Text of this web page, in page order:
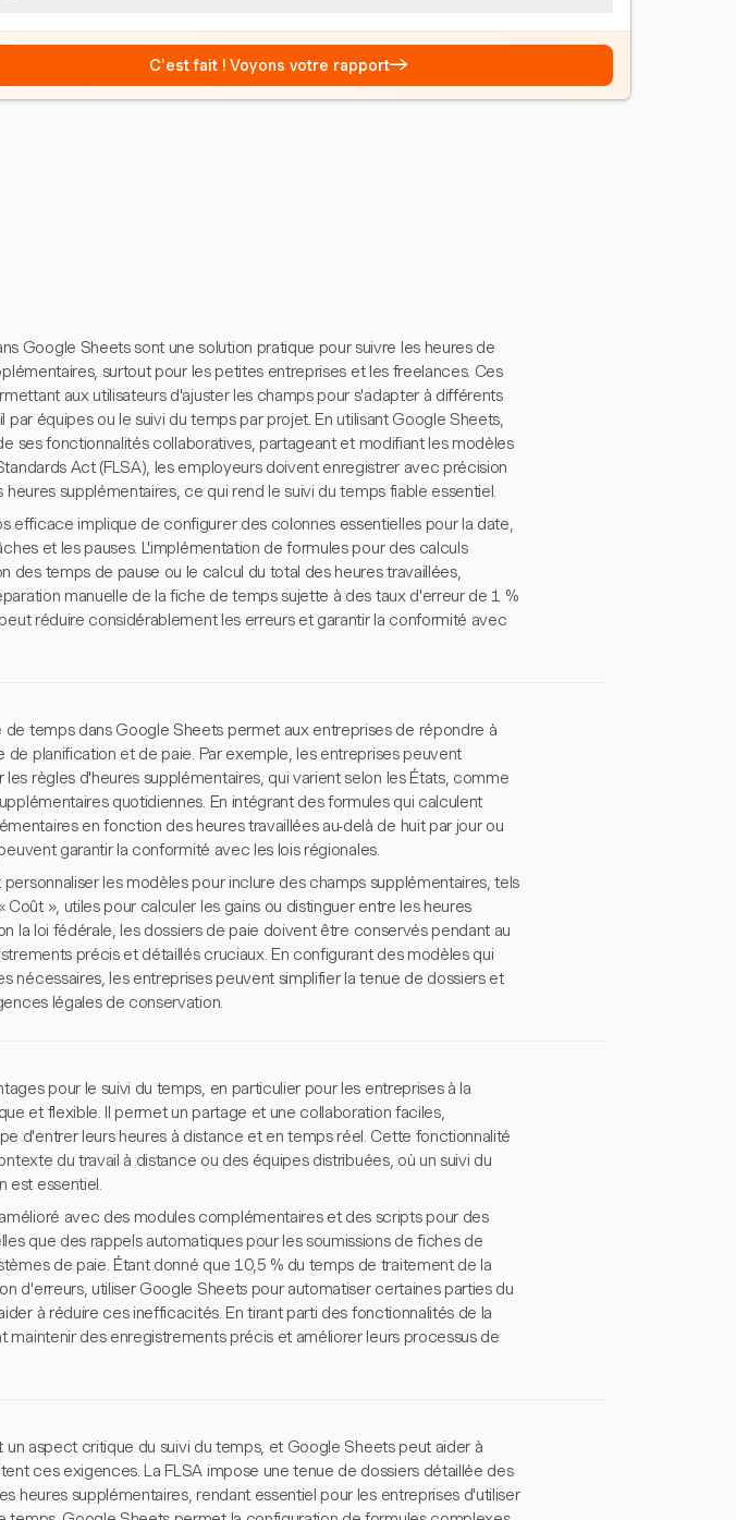
C'est fait ! Voyons votre rapport→
Google Sheets sont une solution pratique pour suivre les heures de
surtout pour les petites entreprises et les freelances. Ces
aux utilisateurs d'ajuster les champs pour s'adapter à différents
par équipes ou le suivi du temps par projet. En utilisant Google Sheets,
ses fonctionnalités collaboratives, partageant et modifiant les modèles
Act (FLSA), les employeurs doivent enregistrer avec précision
heures supplémentaires, ce qui rend le suivi du temps fiable essentiel.
efficace implique de configurer des colonnes essentielles pour la date,
et les pauses. L'implémentation de formules pour des calculs
des temps de pause ou le calcul du total des heures travaillées,
manuelle de la fiche de temps sujette à des taux d'erreur de 1 %
réduire considérablement les erreurs et garantir la conformité avec
de temps dans Google Sheets permet aux entreprises de répondre à
de planification et de paie. Par exemple, les entreprises peuvent
règles d'heures supplémentaires, qui varient selon les États, comme
quotidiennes. En intégrant des formules qui calculent
en fonction des heures travaillées au-delà de huit par jour ou
garantir la conformité avec les lois régionales.
les modèles pour inclure des champs supplémentaires, tels
Coût », utiles pour calculer les gains ou distinguer entre les heures
la loi fédérale, les dossiers de paie doivent être conservés pendant au
précis et détaillés cruciaux. En configurant des modèles qui
nécessaires, les entreprises peuvent simplifier la tenue de dossiers et
légales de conservation.
pour le suivi du temps, en particulier pour les entreprises à la
et flexible. Il permet un partage et une collaboration faciles,
d'entrer leurs heures à distance et en temps réel. Cette fonctionnalité
du travail à distance ou des équipes distribuées, où un suivi du
est essentiel.
avec des modules complémentaires et des scripts pour des
que des rappels automatiques pour les soumissions de fiches de
de paie. Étant donné que 10,5 % du temps de traitement de la
d'erreurs, utiliser Google Sheets pour automatiser certaines parties du
à réduire ces inefficacités. En tirant parti des fonctionnalités de la
maintenir des enregistrements précis et améliorer leurs processus de
un aspect critique du suivi du temps, et Google Sheets peut aider à
ces exigences. La FLSA impose une tenue de dossiers détaillée des
heures supplémentaires, rendant essentiel pour les entreprises d'utiliser